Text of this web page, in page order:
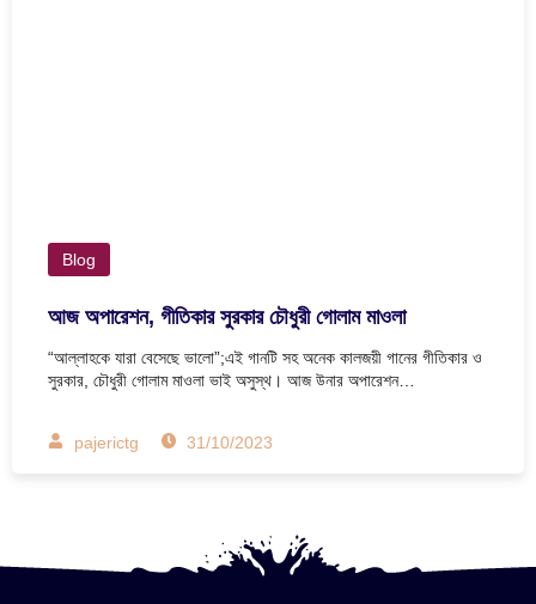
Blog
আজ অপারেশন, গীতিকার সুরকার চৌধুরী গোলাম মাওলা
“আল্লাহকে যারা বেসেছে ভালো”;এই গানটি সহ অনেক কালজয়ী গানের গীতিকার ও
সুরকার, চৌধুরী গোলাম মাওলা ভাই অসুস্থ। আজ উনার অপারেশন…
pajerictg 31/10/2023